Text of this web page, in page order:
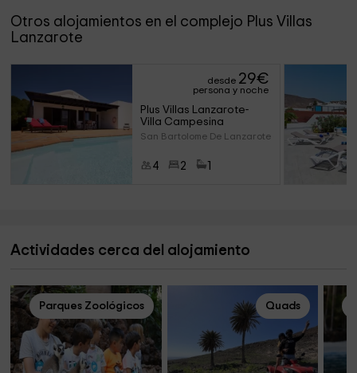
Otros alojamientos en el complejo Plus Villas
Lanzarote
desde 29€
persona y noche
Plus Villas Lanzarote-
Villa Campesina
San Bartolome De Lanzarote (La
4 2
Actividades cerca del alojamiento
Parques Zoológicos Quads